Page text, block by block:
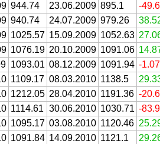
944.74 23.06.2009 895.1
-
940.74 24.07.2009 979.26
1025.57 15.09.2009 1052.63
1076.19 20.10.2009 1091.06
1093.01 08.12.2009 1091.94 -
1109.17 08.03.2010 1138.5
1212.05 28.04.2010 1191.36 -
1114.61 30.06.2010 1030.71 -
1095.17 03.08.2010 1120.46
1091.84 14.09.2010 1121.1